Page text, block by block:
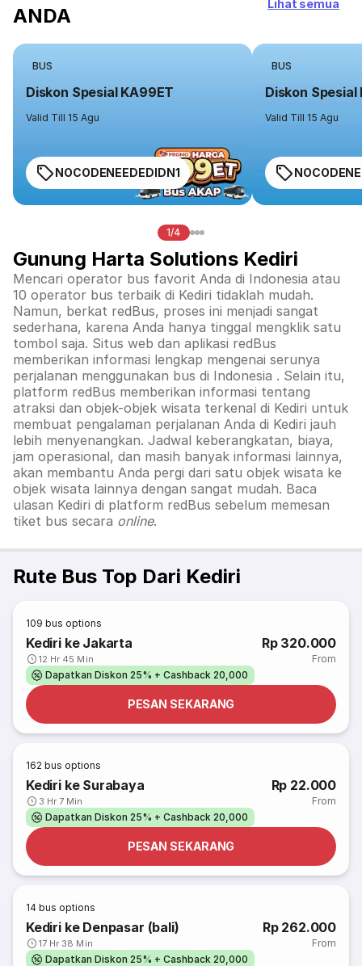
ANDA
Lihat semua
BUS
Diskon Spesial KA99ET
Valid Till 15 Agu
NOCODENEEDEDIDN1
BUS
Diskon Spesial
Valid Till 15 Agu
1/4
Gunung Harta Solutions Kediri
Mencari operator bus favorit Anda di Indonesia atau
10 operator bus terbaik di Kediri tidaklah mudah.
Namun, berkat redBus, proses ini menjadi sangat
sederhana, karena Anda hanya tinggal mengklik satu
tombol saja. Situs web dan aplikasi redBus
memberikan informasi lengkap mengenai serunya
perjalanan menggunakan bus di Indonesia . Selain itu,
platform redBus memberikan informasi tentang
atraksi dan objek-objek wisata terkenal di Kediri untuk
membuat pengalaman perjalanan Anda di Kediri jauh
lebih menyenangkan. Jadwal keberangkatan, biaya,
jam operasional, dan masih banyak informasi lainnya,
akan membantu Anda pergi dari satu objek wisata ke
objek wisata lainnya dengan sangat mudah. Baca
ulasan Kediri di platform redBus sebelum memesan
tiket bus secara online.
Rute Bus Top Dari Kediri
109 bus options
Kediri ke Jakarta
12 Hr 45 Min
Rp 320.000
From
Dapatkan Diskon 25% + Cashback 20,000
PESAN SEKARANG
162 bus options
Kediri ke Surabaya
3 Hr 7 Min
Rp 22.000
From
Dapatkan Diskon 25% + Cashback 20,000
PESAN SEKARANG
14 bus options
Kediri ke Denpasar (bali)
17 Hr 38 Min
Rp 262.000
From
Dapatkan Diskon 25% + Cashback 20,000